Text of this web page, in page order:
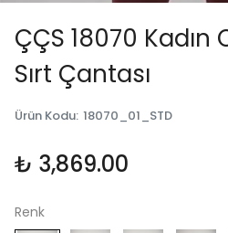
ÇÇS 18070 Kadın
Sırt Çantası
Ürün Kodu: 18070_01_STD
₺ 3,869.00
Renk